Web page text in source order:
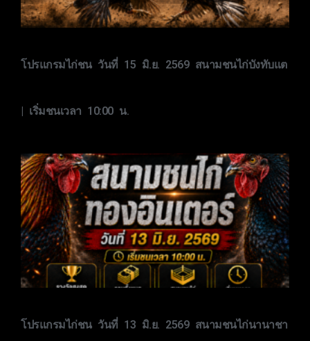
โปรแกรมไก่ชน วันที่ 15 มิ.ย. 2569 สนามชนไก่บังทับแต
| เริ่มชนเวลา 10:00 น.
โปรแกรมไก่ชน วันที่ 13 มิ.ย. 2569 สนามชนไก่นานาชา